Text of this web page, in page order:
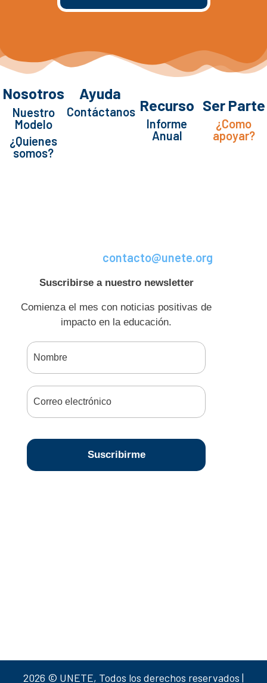
Nosotros
Nuestro
Modelo
¿Quienes
somos?
Ayuda
Contáctanos Recurso
Informe
Anual
Ser Parte
¿Como
apoyar?
Suscribirse a nuestro newsletter
Comienza el mes con noticias positivas de
impacto en la educación.
contacto@unete.org
2026 © UNETE, Todos los derechos reservados |